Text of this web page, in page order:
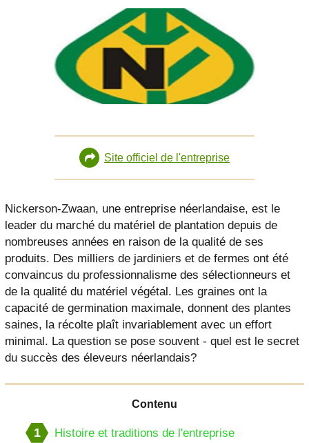
Site officiel de l'entreprise
Nickerson-Zwaan, une entreprise néerlandaise, est le
leader du marché du matériel de plantation depuis de
nombreuses années en raison de la qualité de ses
produits. Des milliers de jardiniers et de fermes ont été
convaincus du professionnalisme des sélectionneurs et
de la qualité du matériel végétal. Les graines ont la
capacité de germination maximale, donnent des plantes
saines, la récolte plaît invariablement avec un effort
minimal. La question se pose souvent - quel est le secret
du succès des éleveurs néerlandais?
Contenu
1 Histoire et traditions de l'entreprise